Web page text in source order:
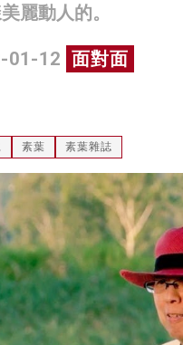
麗動人的。
01-12 面對面
素葉 素葉雜誌